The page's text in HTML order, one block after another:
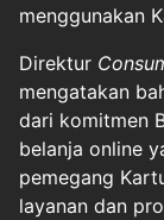
menggunakan
Direktur
mengatakan
dari komitmen
belanja online
pemegang
layanan dan